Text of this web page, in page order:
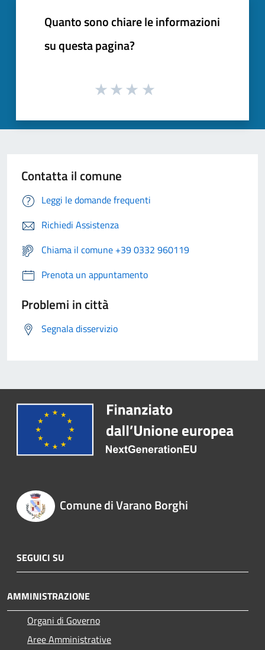
Quanto sono chiare le informazioni
su questa pagina?
Contatta il comune
Leggi le domande frequenti
Richiedi Assistenza
Chiama il comune +39 0332 960119
Prenota un appuntamento
Problemi in città
Segnala disservizio
Comune di Varano Borghi
SEGUICI SU
AMMINISTRAZIONE
Organi di Governo
Aree Amministrative